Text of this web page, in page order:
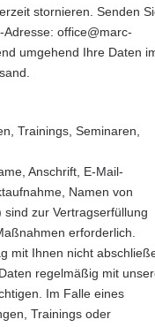
stornieren. Senden
Adresse: office@marc-
umgehend Ihre Daten
Trainings, Seminaren,
Anschrift, E-Mail-
Namen von
zur Vertragserfüllung
erforderlich.
mit Ihnen nicht
regelmäßig mit
Im Falle eines
Trainings oder